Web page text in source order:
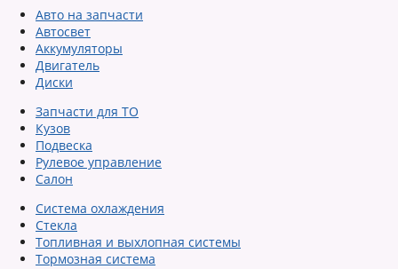
Авто на запчасти
Автосвет
Аккумуляторы
Двигатель
Диски
Запчасти для ТО
Кузов
Подвеска
Рулевое управление
Салон
Система охлаждения
Стекла
Топливная и выхлопная системы
Тормозная система